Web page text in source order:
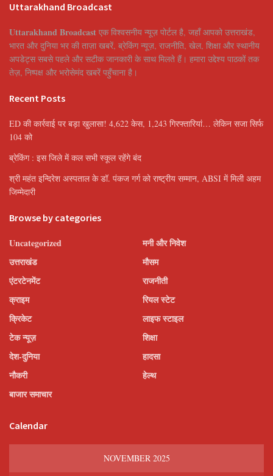
Uttarakhand Broadcast
Uttarakhand Broadcast एक विश्वसनीय न्यूज़ पोर्टल है, जहाँ आपको उत्तराखंड,
भारत और दुनिया भर की ताज़ा खबरें, ब्रेकिंग न्यूज़, राजनीति, खेल, शिक्षा और स्थानीय
अपडेट्स सबसे पहले और सटीक जानकारी के साथ मिलते हैं। हमारा उद्देश्य पाठकों तक
तेज़, निष्पक्ष और भरोसेमंद खबरें पहुँचाना है।
Recent Posts
ED की कार्रवाई पर बड़ा खुलासा! 4,622 केस, 1,243 गिरफ्तारियां… लेकिन सजा सिर्फ
104 को
ब्रेकिंग : इस जिले में कल सभी स्कूल रहेंगे बंद
श्री महंत इन्दिरेश अस्पताल के डॉ. पंकज गर्ग को राष्ट्रीय सम्मान, ABSI में मिली अहम
जिम्मेदारी
Browse by categories
Uncategorized
उत्तराखंड
एंटरटेनमेंट
क्राइम
क्रिकेट
टेक न्यूज़
देश-दुनिया
नौकरी
बाजार समाचार
मनी और निवेश
मौसम
राजनीती
रियल स्टेट
लाइफ स्टाइल
शिक्षा
हादसा
हेल्थ
Calendar
NOVEMBER 2025